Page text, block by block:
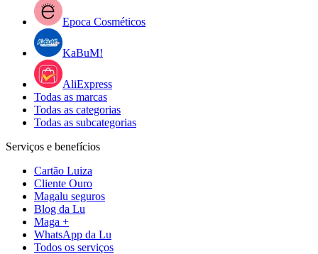
Epoca Cosméticos
KaBuM!
AliExpress
Todas as marcas
Todas as categorias
Todas as subcategorias
Serviços e benefícios
Cartão Luiza
Cliente Ouro
Magalu seguros
Blog da Lu
Maga +
WhatsApp da Lu
Todos os serviços